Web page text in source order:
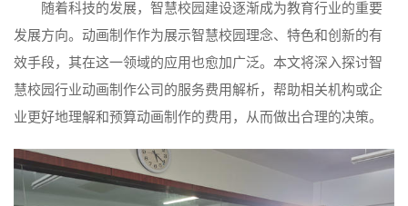
随着科技的发展，智慧校园建设逐渐成为教育行业的重要
发展方向。动画制作作为展示智慧校园理念、特色和创新的有
效手段，其在这一领域的应用也愈加广泛。本文将深入探讨智
慧校园行业动画制作公司的服务费用解析，帮助相关机构或企
业更好地理解和预算动画制作的费用，从而做出合理的决策。